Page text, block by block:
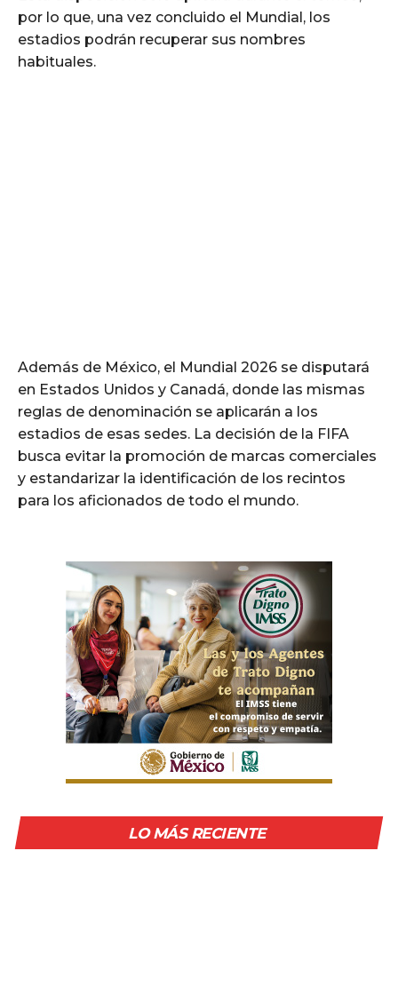
por lo que, una vez concluido el Mundial, los
estadios podrán recuperar sus nombres
habituales.
Además de México, el Mundial 2026 se disputará
en Estados Unidos y Canadá, donde las mismas
reglas de denominación se aplicarán a los
estadios de esas sedes. La decisión de la FIFA
busca evitar la promoción de marcas comerciales
y estandarizar la identificación de los recintos
para los aficionados de todo el mundo.
LO MÁS RECIENTE